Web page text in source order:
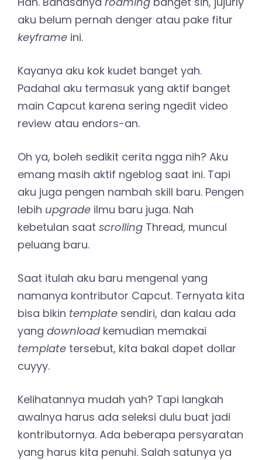
aku belum pernah denger atau pake fitur
keyframe ini.
Kayanya aku kok kudet banget yah.
Padahal aku termasuk yang aktif banget
main Capcut karena sering ngedit video
review atau endors-an.
Oh ya, boleh sedikit cerita ngga nih? Aku
emang masih aktif ngeblog saat ini. Tapi
aku juga pengen nambah skill baru. Pengen
lebih upgrade ilmu baru juga. Nah
kebetulan saat scrolling Thread, muncul
peluang baru.
Saat itulah aku baru mengenal yang
namanya kontributor Capcut. Ternyata kita
bisa bikin template sendiri, dan kalau ada
yang download kemudian memakai
template tersebut, kita bakal dapet dollar
cuyyy.
Kelihatannya mudah yah? Tapi langkah
awalnya harus ada seleksi dulu buat jadi
kontributornya. Ada beberapa persyaratan
yang harus kita penuhi. Salah satunya ya